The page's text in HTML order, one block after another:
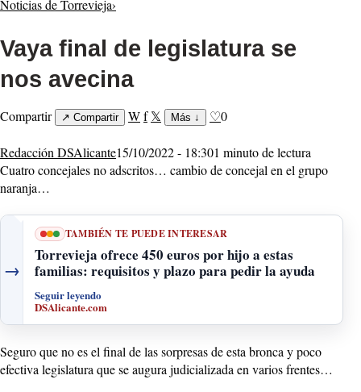
Noticias de Torrevieja›
Vaya final de legislatura se
nos avecina
Compartir ↗ Compartir Wf 𝕏 Más ↓ ♡0
Redacción DSAlicante15/10/2022 - 18:301 minuto de lectura
Cuatro concejales no adscritos… cambio de concejal en el grupo
naranja…
→
TAMBIÉN TE PUEDE INTERESAR
Torrevieja ofrece 450 euros por hijo a estas
familias: requisitos y plazo para pedir la ayuda
Seguir leyendo
DSAlicante.com
Seguro que no es el final de las sorpresas de esta bronca y poco
efectiva legislatura que se augura judicializada en varios frentes…